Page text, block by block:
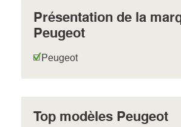
Présentation de la
Peugeot
Peugeot
Top modèles Peugeot